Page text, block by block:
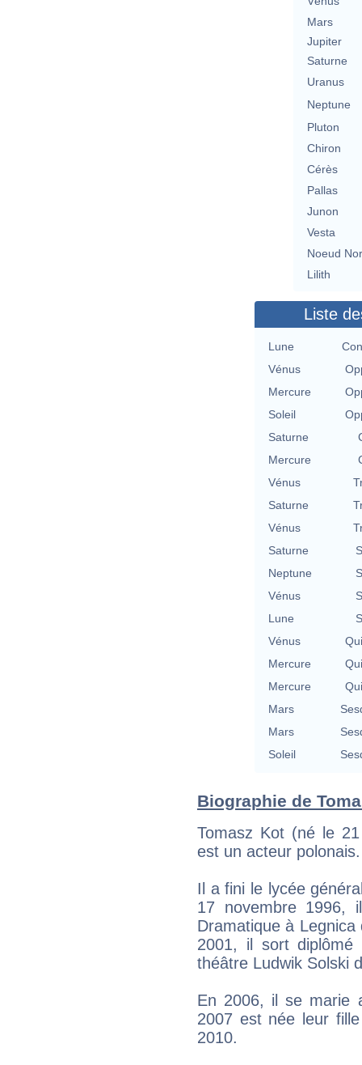
Mars
Jupiter
Saturne
Uranus
Neptune
Pluton
Chiron
Cérès
Pallas
Junon
Vesta
Noeud
Lilith
Liste
Lune
Vénus
Mercure
Soleil
Saturne
Mercure
Vénus
Saturne
Vénus
Saturne
Neptune
Vénus
Lune
Vénus
Mercure
Mercure
Mars
Mars
Soleil
Biographie de
Tomasz Kot (né le
est un acteur polonais.
Il a fini le lycée
17 novembre 1996,
Dramatique à Legnica
2001, il sort diplômé
théâtre Ludwik Solski
En 2006, il se marie
2007 est née leur
2010.